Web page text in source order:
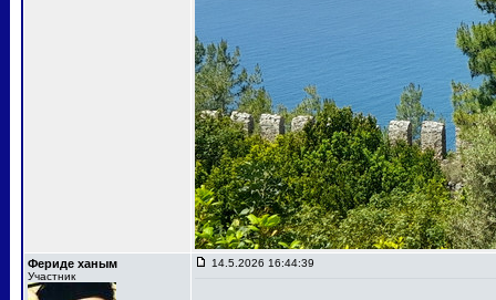
Фериде ханым
Участник
14.5.2026 16:44:39